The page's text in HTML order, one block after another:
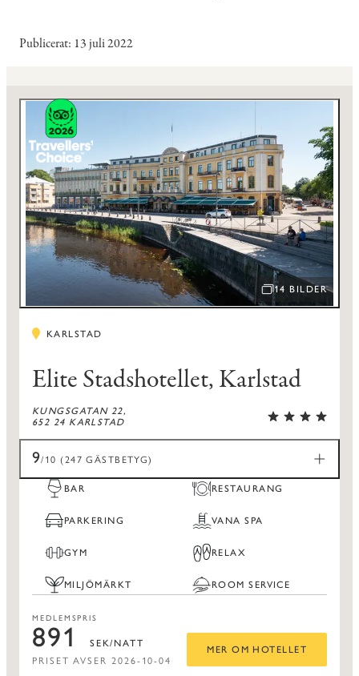
Publicerat 13 juli 2022
ÖPPNA BILDSPEL
14 BILDER
KARLSTAD
Elite Stadshotellet, Karlstad
KUNGSGATAN 22,
652 24 KARLSTAD
9/10 (247 GÄSTBETYG)
BAR RESTAURANG
PARKERING VANA SPA
GYM RELAX
MILJÖMÄRKT ROOM SERVICE
MEDLEMSPRIS
891 SEK/NATT
PRISET AVSER 2026-10-04
MER OM HOTELLET